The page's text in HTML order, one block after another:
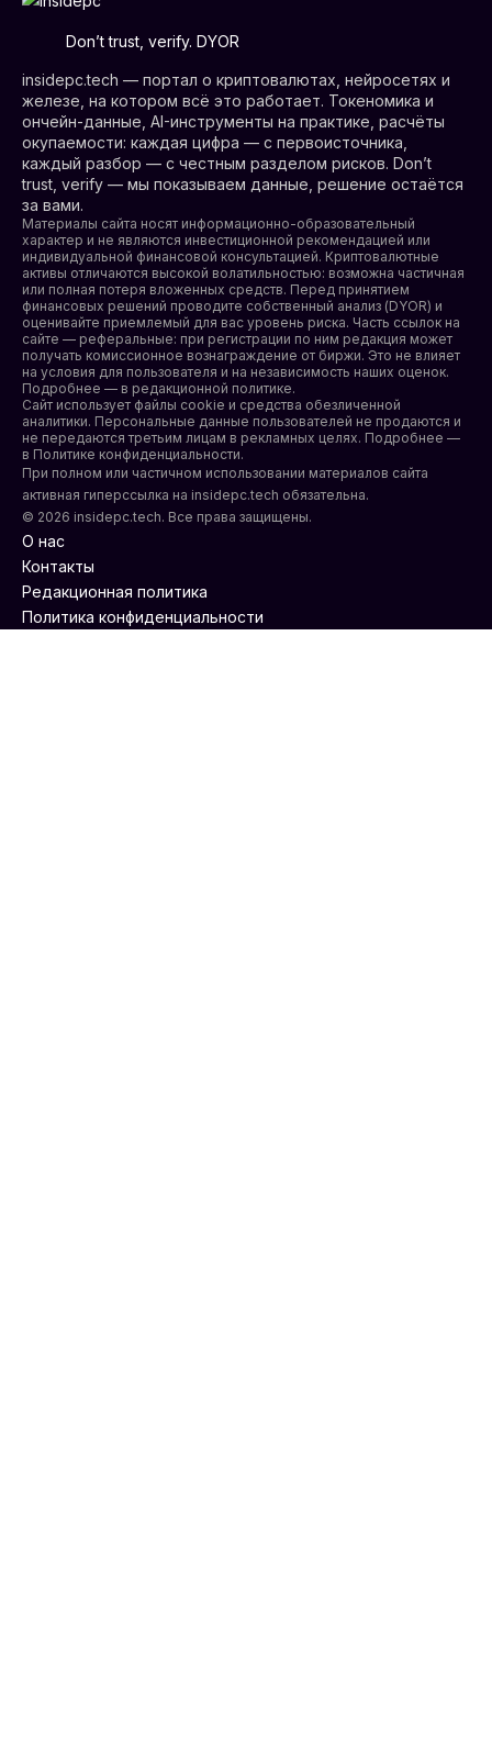
Don’t trust, verify. DYOR
insidepc.tech — портал о криптовалютах, нейросетях и
железе, на котором всё это работает. Токеномика и
ончейн-данные, AI-инструменты на практике, расчёты
окупаемости: каждая цифра — с первоисточника,
каждый разбор — с честным разделом рисков. Don’t
trust, verify — мы показываем данные, решение остаётся
за вами.
Материалы сайта носят информационно-образовательный
характер и не являются инвестиционной рекомендацией или
индивидуальной финансовой консультацией. Криптовалютные
активы отличаются высокой волатильностью: возможна частичная
или полная потеря вложенных средств. Перед принятием
финансовых решений проводите собственный анализ (DYOR) и
оценивайте приемлемый для вас уровень риска. Часть ссылок на
сайте — реферальные: при регистрации по ним редакция может
получать комиссионное вознаграждение от биржи. Это не влияет
на условия для пользователя и на независимость наших оценок.
Подробнее — в редакционной политике.
Сайт использует файлы cookie и средства обезличенной
аналитики. Персональные данные пользователей не продаются и
не передаются третьим лицам в рекламных целях. Подробнее —
в Политике конфиденциальности.
При полном или частичном использовании материалов сайта
активная гиперссылка на insidepc.tech обязательна.
© 2026 insidepc.tech. Все права защищены.
О нас
Контакты
Редакционная политика
Политика конфиденциальности